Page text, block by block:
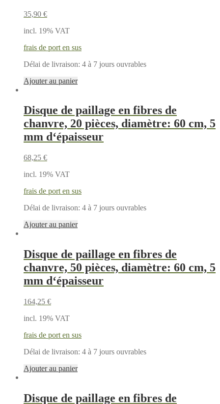
35,90 €
incl. 19% VAT
frais de port en sus
Délai de livraison: 4 à 7 jours ouvrables
Ajouter au panier
Disque de paillage en fibres de
chanvre, 20 pièces, diamètre: 60 cm, 5
mm d‘épaisseur
68,25 €
incl. 19% VAT
frais de port en sus
Délai de livraison: 4 à 7 jours ouvrables
Ajouter au panier
Disque de paillage en fibres de
chanvre, 50 pièces, diamètre: 60 cm, 5
mm d‘épaisseur
164,25 €
incl. 19% VAT
frais de port en sus
Délai de livraison: 4 à 7 jours ouvrables
Ajouter au panier
Disque de paillage en fibres de